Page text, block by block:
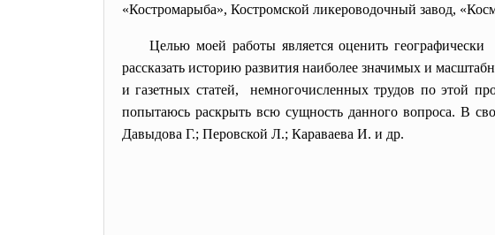
«Костромарыба», Костромской ликероводочный завод,
Целью моей работы является оценить
рассказать историю развития наиболее значимых и
и газетных статей, немногочисленных трудов по этой
попытаюсь раскрыть всю сущность данного вопроса. В
Давыдова Г.; Перовской Л.; Караваева И. и др.